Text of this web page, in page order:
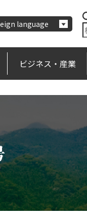
language
ビジネス・産業